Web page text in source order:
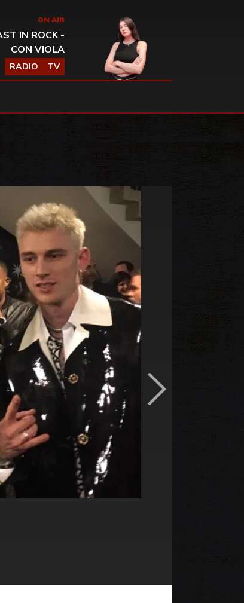
ON AIR
IN ROCK -
CON VIOLA
RADIO TV